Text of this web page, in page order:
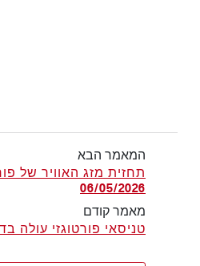
המאמר הבא
תחזית מזג האוויר של
06/05/2026
מאמר קודם
טניסאי פורטוגזי עולה